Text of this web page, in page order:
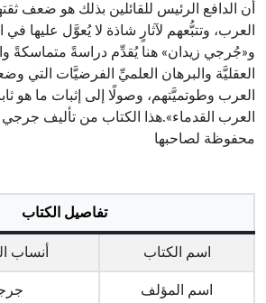
أن الدافع الرئيس للقائلين بذلك هو ضعف
العرب، وتتبُّعهم لآثارٍ شاذة لا يُعوَّل عليها في
و«جُرجي زيدان» هنا يُقدِّم دراسةً متماسكةً
العقليَّة والبرهان العلميِّ الفرضيَّات التي
العرب وطوتميَّتهم، وصولًا إلى إثبات ما
العرب القدماء».هذا الكتاب من تأليف
محفوظة لصاحبها
تفاصيل الكتاب
اسم الكتاب أنساب
اسم المؤلف